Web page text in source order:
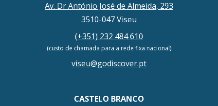
Av. Dr António José de Almeida, 293
3510-047 Viseu
(+351) 232 484 610
(custo de chamada para a rede fixa nacional)
viseu@godiscover.pt
CASTELO BRANCO